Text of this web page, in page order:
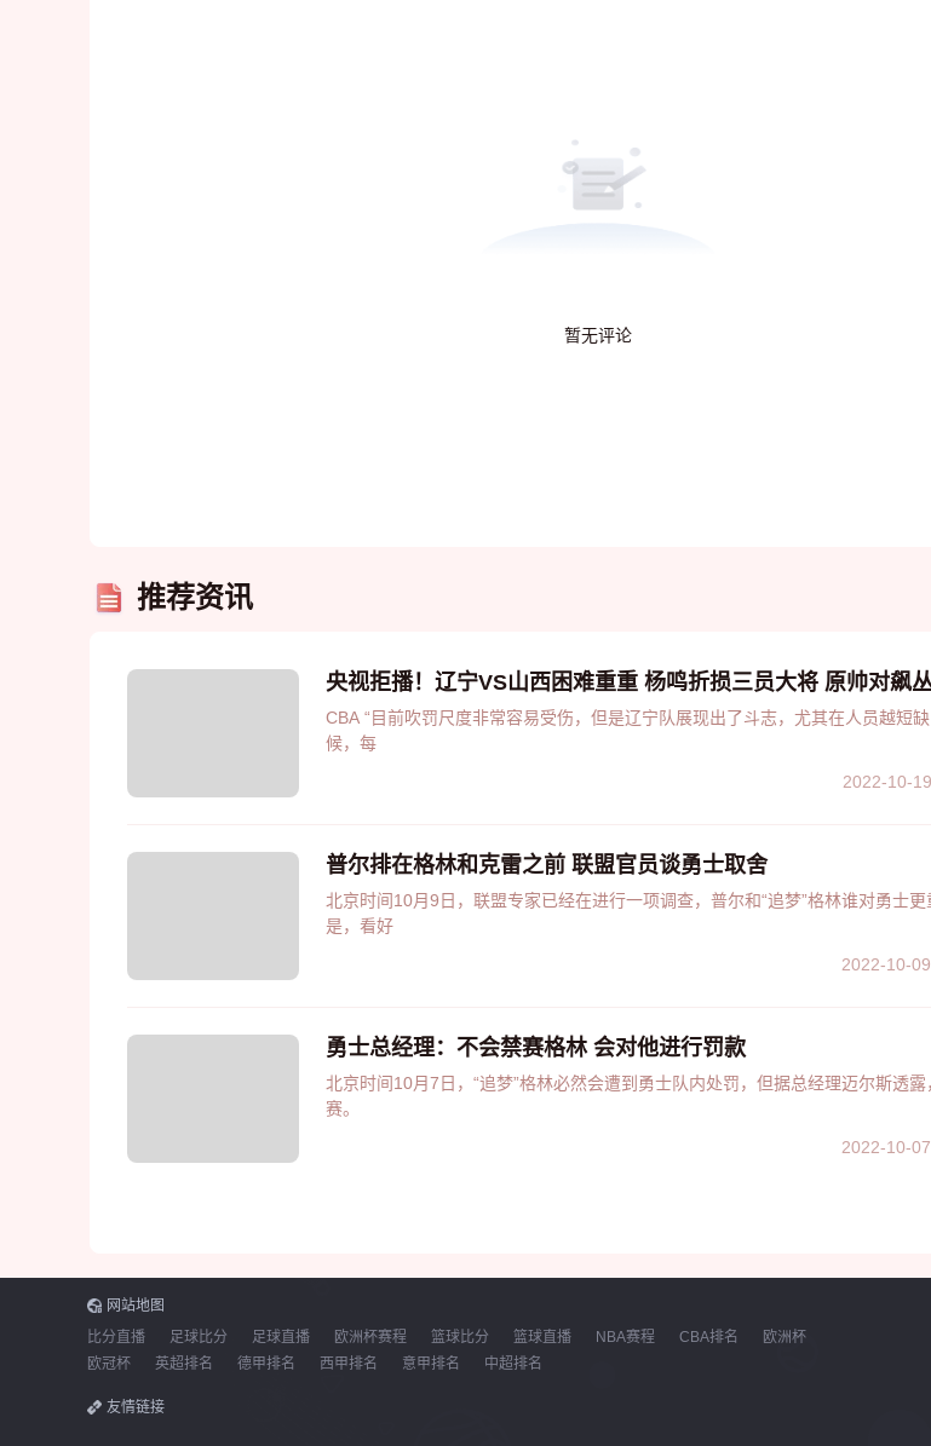
暂无评论
推荐资讯
央视拒播！辽宁VS山西困难重重 杨鸣折损三员大将 原帅对飙
CBA “目前吹罚尺度非常容易受伤，但是辽宁队展现出了斗志，尤其在人员越短缺，球队越困难的时
候，每
2022-10-
普尔排在格林和克雷之前 联盟官员谈勇士取舍
北京时间10月9日，联盟专家已经在进行一项调查，普尔和“追梦”格林谁对勇士
是，看好
2022-10-
勇士总经理：不会禁赛格林 会对他进行罚款
北京时间10月7日，“追梦”格林必然会遭到勇士队内处罚，但据总经理迈尔斯透
赛。
2022-10-
网站地图
比分直播
足球比分 足球直播 欧洲杯赛程 篮球比分 篮球直播 NBA赛程 CBA排名
欧洲杯
欧冠杯
英超排名 德甲排名 西甲排名 意甲排名 中超排名
友情链接